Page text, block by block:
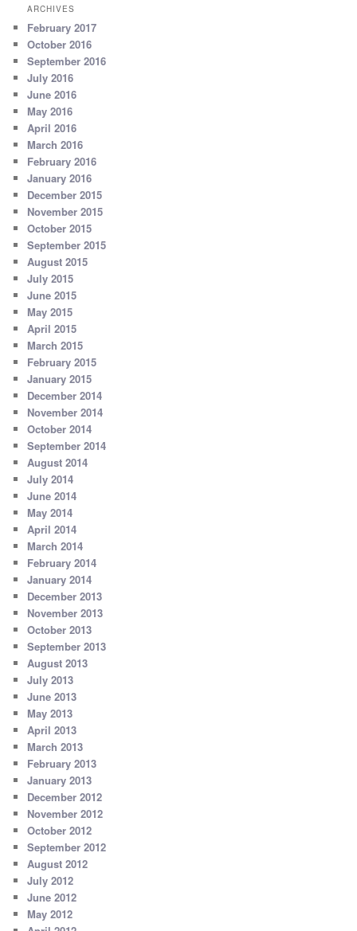
ARCHIVES
February 2017
October 2016
September 2016
July 2016
June 2016
May 2016
April 2016
March 2016
February 2016
January 2016
December 2015
November 2015
October 2015
September 2015
August 2015
July 2015
June 2015
May 2015
April 2015
March 2015
February 2015
January 2015
December 2014
November 2014
October 2014
September 2014
August 2014
July 2014
June 2014
May 2014
April 2014
March 2014
February 2014
January 2014
December 2013
November 2013
October 2013
September 2013
August 2013
July 2013
June 2013
May 2013
April 2013
March 2013
February 2013
January 2013
December 2012
November 2012
October 2012
September 2012
August 2012
July 2012
June 2012
May 2012